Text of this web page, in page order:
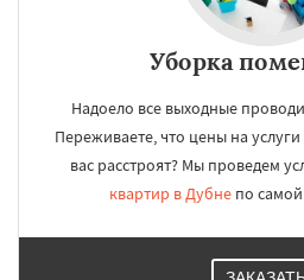
Ликино-
Люберцы Можайск
Ногинск
Озеры Орехово-Зуево
Павловский Посад
Протвино Пушкино Пущино
Реутов Рошаль Рузф
Уборка
Надоело все выходные
Переживаете, что цены на
вас расстроят? Мы проведем
квартир в Дубне по
Даю согласие на обработку